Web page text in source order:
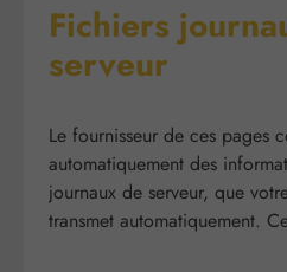
Fichiers
serveur
Le fournisseur de ces pages
automatiquement des
journaux de serveur, que
transmet automatiquement.